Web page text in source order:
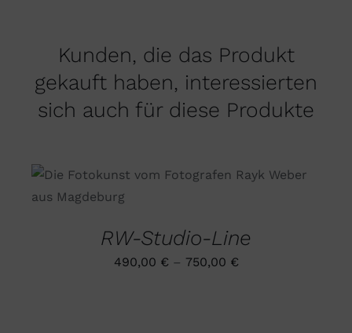
Kunden, die das Produkt
gekauft haben, interessierten
sich auch für diese Produkte
AUSFÜHRUNG WÄHLEN
DIESES
VARIANTEN
AUF.
DIE
/
DETAILS
RW-Studio-Line
490,00 € – 750,00 €